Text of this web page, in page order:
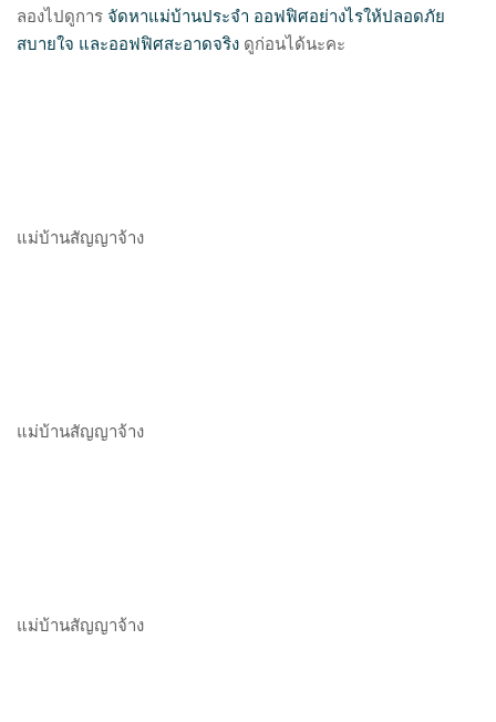
ลองไปดูการ จัดหาแม่บ้านประจำ ออฟฟิศอย่างไรให้ปลอดภัย
สบายใจ และออฟฟิศสะอาดจริง ดูก่อนได้นะคะ
แม่บ้านสัญญาจ้าง
แม่บ้านสัญญาจ้าง
แม่บ้านสัญญาจ้าง